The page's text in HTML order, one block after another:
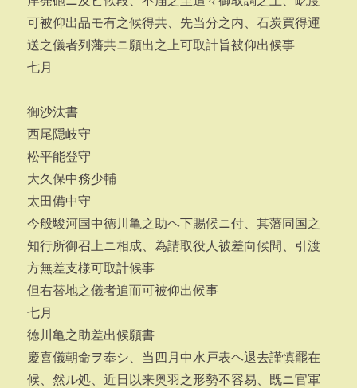
可被仰出品モ有之候得共、先当分之内、石炭買得運
送之儀者列藩共ニ願出之上可取計旨被仰出候事
七月
御沙汰書
西尾隠岐守
松平能登守
大久保中務少輔
太田備中守
今般駿河国中徳川亀之助ヘ下賜候ニ付、其藩同国之
知行所御召上ニ相成、為請取役人被差向候間、引渡
方無差支様可取計候事
但右替地之儀者追而可被仰出候事
七月
徳川亀之助差出候願書
慶喜儀朝命ヲ奉シ、当四月中水戸表ヘ退去謹慎罷在
候、然ル処、近日以来奥羽之形勢不容易、既ニ官軍